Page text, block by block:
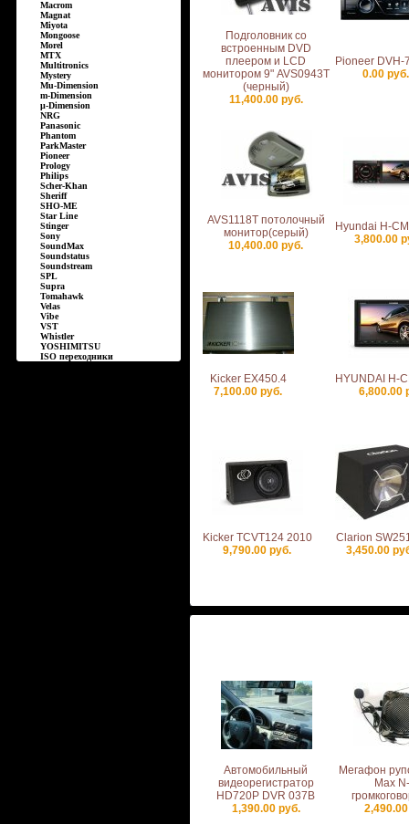
Macrom
Magnat
Miyota
Mongoose
Morel
MTX
Multitronics
Mystery
Mu-Dimension
m-Dimension
µ-Dimension
NRG
Panasonic
Phantom
ParkMaster
Pioneer
Prology
Philips
Scher-Khan
Sheriff
SHO-ME
Star Line
Stinger
Sony
SoundMax
Soundstatus
Soundstream
SPL
Supra
Tomahawk
Velas
Vibe
VST
Whistler
YOSHIMITSU
ISO переходники
Подголовник со
встроенным DVD
плеером и LCD
монитором 9" AVS0943T
(черный)
11,400.00 руб.
Pioneer DVH-
0.00 руб.
AVS1118T потолочный
монитор(серый)
10,400.00 руб.
Hyundai H-
3,800.00
Kicker EX450.4
7,100.00 руб.
HYUNDAI H-
6,800.00
Kicker TCVT124 2010
9,790.00 руб.
Clarion
3,450.00
Автомобильный
видеорегистратор
HD720P DVR 037B
1,390.00 руб.
Мегафон
Max